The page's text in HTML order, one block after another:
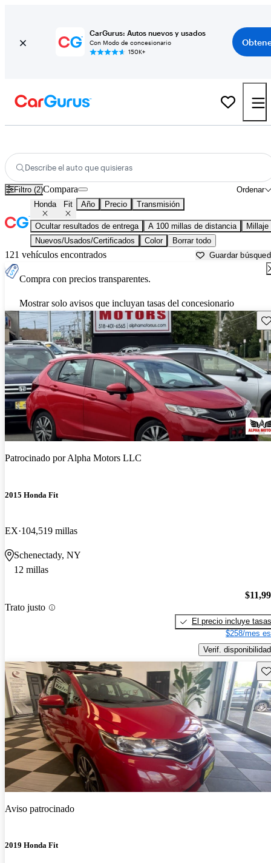
CarGurus: Autos nuevos y usados
Con Modo de concesionario
150K+
Describe el auto que quisieras
Filtro (2) Ordenar
Compara
Honda Fit Año Precio Transmisión
Ocultar resultados de entrega A 100 millas de distancia
Millaje
Nuevos/Usados/Certificados
Color Borrar todo
121 vehículos encontrados Guardar
Compra con precios transparentes.
Mostrar solo avisos que incluyan tasas del concesionario
Patrocinado porAlpha Motors LLC
2015 Honda Fit
EX 104,519 millas
Schenectady, NY
12 millas
Trato justo
El precio incluye tasas
$258/mes
Verif. disponibilidad
Aviso patrocinado
2019 Honda Fit